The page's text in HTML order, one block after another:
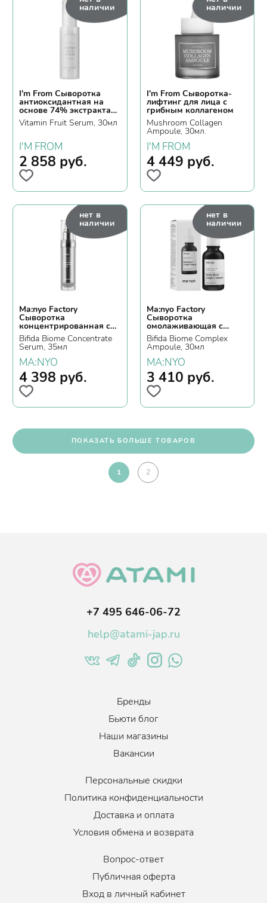
наличии
I'm From Сыворотка
антиоксидантная на
основе 74% экстракта
облепихи
Vitamin Fruit Serum, 30мл
I'M FROM
2 858 руб.
наличии
I'm From Сыворотка-
лифтинг для лица с
грибным коллагеном
Mushroom Collagen
Ampoule, 30мл.
I'M FROM
4 449 руб.
нет в
наличии
Ma:nyo Factory
Сыворотка
концентрированная с
бифидобактериями
Bifida Biome Concentrate
Serum, 35мл
MA:NYO
4 398 руб.
нет в
наличии
Ma:nyo Factory
Сыворотка
омолаживающая с
лизатом
бифидобактерий
Bifida Biome Complex
Ampoule, 30мл
MA:NYO
3 410 руб.
ПОКАЗАТЬ БОЛЬШЕ ТОВАРОВ
1 2
+7 495 646-06-72
help@atami-jap.ru
Бренды
Бьюти блог
Наши магазины
Вакансии
Персональные скидки
Политика конфиденциальности
Доставка и оплата
Условия обмена и возврата
Вопрос-ответ
Публичная оферта
Вход в личный кабинет